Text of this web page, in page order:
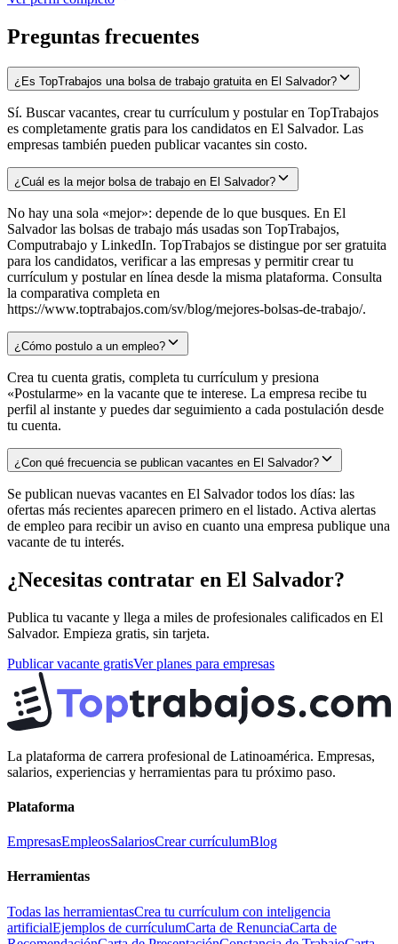
Preguntas frecuentes
¿Es TopTrabajos una bolsa de trabajo gratuita en El Salvador?
Sí. Buscar vacantes, crear tu currículum y postular en TopTrabajos
es completamente gratis para los candidatos en El Salvador. Las
empresas también pueden publicar vacantes sin costo.
¿Cuál es la mejor bolsa de trabajo en El Salvador?
No hay una sola «mejor»: depende de lo que busques. En El
Salvador las bolsas de trabajo más usadas son TopTrabajos,
Computrabajo y LinkedIn. TopTrabajos se distingue por ser gratuita
para los candidatos, verificar a las empresas y permitir crear tu
currículum y postular en línea desde la misma plataforma. Consulta
la comparativa completa en
https://www.toptrabajos.com/sv/blog/mejores-bolsas-de-trabajo/.
¿Cómo postulo a un empleo?
Crea tu cuenta gratis, completa tu currículum y presiona
«Postularme» en la vacante que te interese. La empresa recibe tu
perfil al instante y puedes dar seguimiento a cada postulación desde
tu cuenta.
¿Con qué frecuencia se publican vacantes en El Salvador?
Se publican nuevas vacantes en El Salvador todos los días: las
ofertas más recientes aparecen primero en el listado. Activa alertas
de empleo para recibir un aviso en cuanto una empresa publique una
vacante de tu interés.
¿Necesitas contratar en El Salvador?
Publica tu vacante y llega a miles de profesionales calificados en El
Salvador. Empieza gratis, sin tarjeta.
Publicar vacante gratisVer planes para empresas
La plataforma de carrera profesional de Latinoamérica. Empresas,
salarios, experiencias y herramientas para tu próximo paso.
Plataforma
EmpresasEmpleosSalariosCrear currículumBlog
Herramientas
Todas las herramientasCrea tu currículum con inteligencia
artificialEjemplos de currículumCarta de RenunciaCarta de